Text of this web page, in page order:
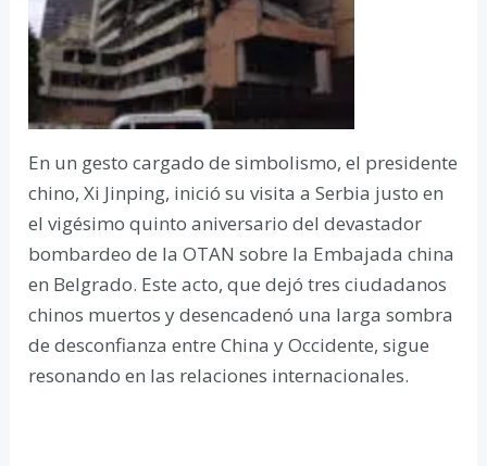
En un gesto cargado de simbolismo, el presidente
chino, Xi Jinping, inició su visita a Serbia justo en
el vigésimo quinto aniversario del devastador
bombardeo de la OTAN sobre la Embajada china
en Belgrado. Este acto, que dejó tres ciudadanos
chinos muertos y desencadenó una larga sombra
de desconfianza entre China y Occidente, sigue
resonando en las relaciones internacionales.